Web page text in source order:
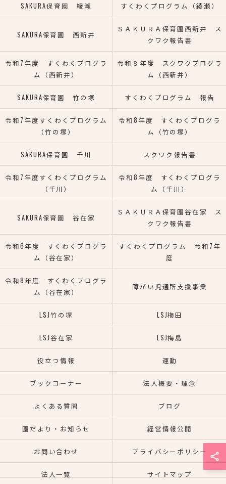
SAKURA保育園 綾瀬 すくわくプログラム（綾瀬）
SAKURA保育園 西新井
ＳＡＫＵＲＡ保育園西新井 ス
クワク報告書
令和7年度 すくわくプログラ
ム（西新井）
令和８年度 スクワクプログラ
ム（西新井）
SAKURA保育園 竹の塚 すくわくプログラム 報告
令和7年度すくわくプログラム
（竹の塚）
令和8年度 すくわくプログラ
ム（竹の塚）
SAKURA保育園 千川 スクワク報告書
令和7年度すくわくプログラム
（千川）
令和8年度 すくわくプログラ
ム（千川）
SAKURA保育園 谷在家
ＳＡＫＵＲＡ保育園谷在家 ス
クワク報告書
令和6年度 すくわくプログラ
ム（谷在家）
すくわくプログラム 令和7年
度
令和8年度 すくわくプログラ
ム（谷在家）
障がい児通所支援事業
LSJ竹の塚 LSJ梅田
LSJ谷在家 LSJ梅島
役立つ情報 運動
ブックコーナー 法人概要・理念
よくある質問 ブログ
園だより・お知らせ 経営情報公開
お問い合わせ プライバシーポリシー
法人一覧 サイトマップ